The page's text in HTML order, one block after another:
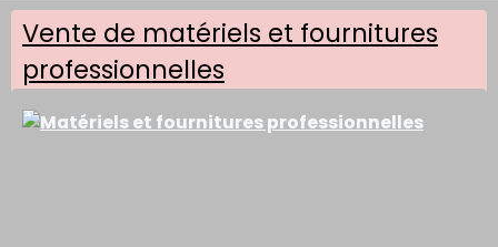
Vente de matériels et fournitures
professionnelles